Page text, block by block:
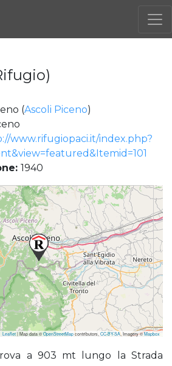
(Ascoli Piceno)
www.rifugiopaci.it/index.php?
1940
Leaflet | Map data © OpenStreetMap contributors, CC-BY-SA, Imagery ©Mapbox
a 903 mt lungo la Strada